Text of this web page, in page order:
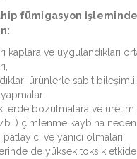
fümigasyon
kaplara ve uygulandıkları
ürünlerle sabit
yapmaları
bozulmalara ve
) çimlenme kaybına neden
patlayıcı ve yanıcı olmaları,
de yüksek toksik